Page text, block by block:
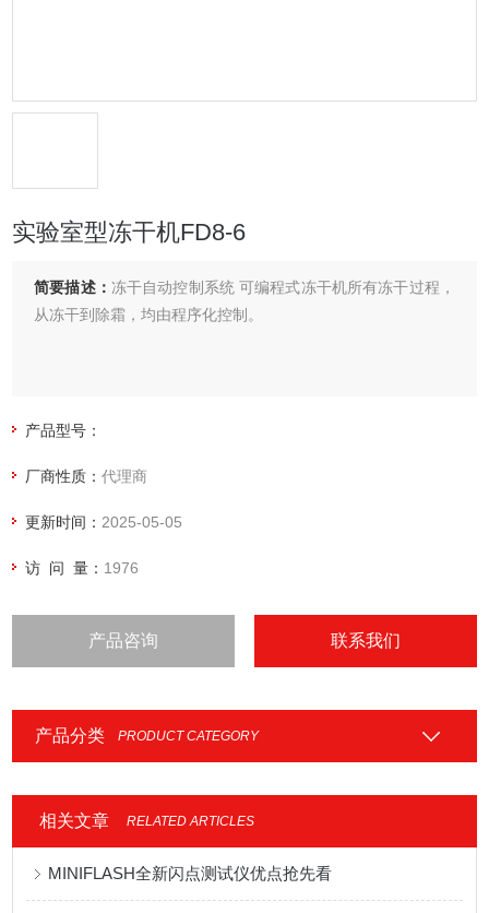
实验室型冻干机FD8-6
简要描述： 冻干自动控制系统 可编程式冻干机所有冻干过程，
从冻干到除霜，均由程序化控制。
产品型号：
厂商性质：代理商
更新时间： 2025-05-05
访 问 量： 1976
产品咨询 联系我们
产品分类 PRODUCT CATEGORY
相关文章 RELATED ARTICLES
MINIFLASH全新闪点测试仪优点抢先看